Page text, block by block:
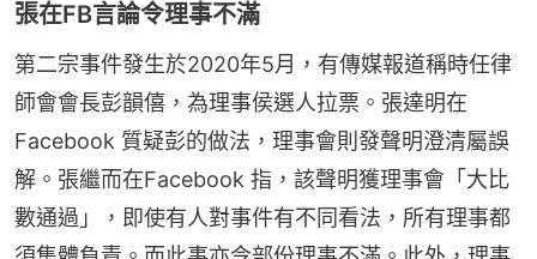
張在FB言論令理事不滿
第二宗事件發生於2020年5月，有傳媒報道稱時任律
師會會長彭韻僖，為理事侯選人拉票。張達明在
Facebook 質疑彭的做法，理事會則發聲明澄清屬誤
解。張繼而在Facebook 指，該聲明獲理事會「大比
數通過」，即使有人對事件有不同看法，所有理事都